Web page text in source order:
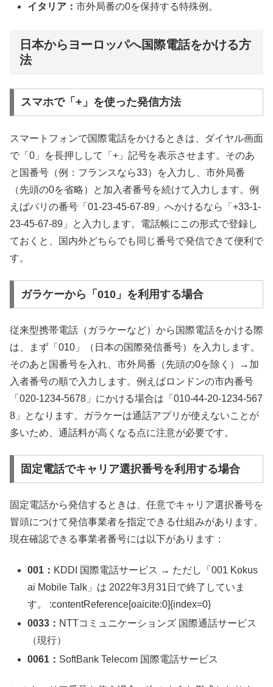
イタリア：市外局番の0を保持する特殊例。
日本からヨーロッパへ国際電話をかける方
法
スマホで「+」を使った発信方法
スマートフォンで国際電話をかけるときは、ダイヤル画面
で「0」を長押しして「+」記号を表示させます。そのあ
と国番号（例：フランスなら33）を入力し、市外局番
（先頭の0を省略）と加入者番号を続けて入力します。例
えばパリの番号「01-23-45-67-89」へかけるなら「+33-1-
23-45-67-89」と入力します。電話帳にこの形式で登録し
ておくと、国内外どちらでも同じ番号で発信できて便利で
す。
ガラケーから「010」を利用する場合
従来型携帯電話（ガラケーなど）から国際電話をかける際
は、まず「010」（日本の国際発信番号）を入力します。
そのあと国番号を入れ、市外局番（先頭の0を除く）→加
入者番号の順で入力します。例えばロンドンの市内番号
「020-1234-5678」にかける場合は「010-44-20-1234-567
8」となります。ガラケーは通話アプリが使えないことが
多いため、通話料が高くなる点に注意が必要です。
固定電話でキャリア選択番号を利用する場合
固定電話から発信するときは、任意でキャリア選択番号を
冒頭につけて発信事業者を指定できる仕組みがあります。
現在確認できる事業者番号には以下があります：
001： KDDI 国際電話サービス → ただし「001 Kokus
ai Mobile Talk」は 2022年3月31日で終了していま
す。 :contentReference[oaicite:0]{index=0}
0033： NTTコミュニケーションズ 国際通話サービス
（現行）
0061： SoftBank Telecom 国際電話サービス